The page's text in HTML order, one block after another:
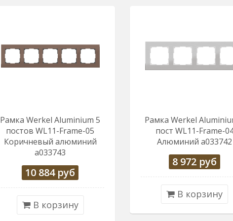
Рамка Werkel Aluminium 5
постов WL11-Frame-05
Коричневый алюминий
a033743
10 884руб
В корзину
Рамка Werkel
пост WL11-Frame-
Алюминий a033742
8 972 руб
В корзину